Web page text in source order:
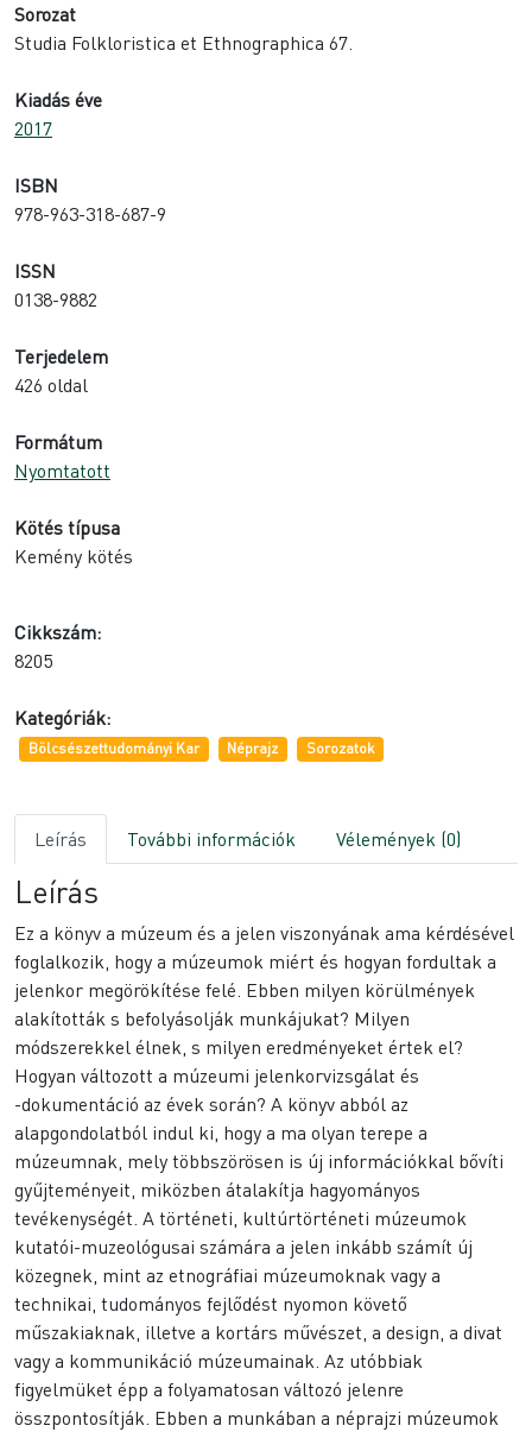
Sorozat
Studia Folkloristica et Ethnographica 67.
Kiadás éve
2017
ISBN
978-963-318-687-9
ISSN
0138-9882
Terjedelem
426 oldal
Formátum
Nyomtatott
Kötés típusa
Kemény kötés
Cikkszám:
8205
Kategóriák:
Bölcsészettudományi Kar Néprajz Sorozatok
Leírás További információk Vélemények (0)
Leírás
Ez a könyv a múzeum és a jelen viszonyának ama kérdésével
foglalkozik, hogy a múzeumok miért és hogyan fordultak a
jelenkor megörökítése felé. Ebben milyen körülmények
alakították s befolyásolják munkájukat? Milyen
módszerekkel élnek, s milyen eredményeket értek el?
Hogyan változott a múzeumi jelenkorvizsgálat és
-dokumentáció az évek során? A könyv abból az
alapgondolatból indul ki, hogy a ma olyan terepe a
múzeumnak, mely többszörösen is új információkkal bővíti
gyűjteményeit, miközben átalakítja hagyományos
tevékenységét. A történeti, kultúrtörténeti múzeumok
kutatói-muzeológusai számára a jelen inkább számít új
közegnek, mint az etnográfiai múzeumoknak vagy a
technikai, tudományos fejlődést nyomon követő
műszakiaknak, illetve a kortárs művészet, a design, a divat
vagy a kommunikáció múzeumainak. Az utóbbiak
figyelmüket épp a folyamatosan változó jelenre
összpontosítják. Ebben a munkában a néprajzi múzeumok